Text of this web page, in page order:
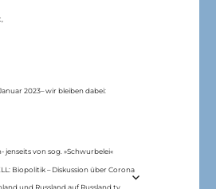
2023– wir bleiben dabei:
jenseits von sog. »Schwurbelei«
Biopolitik – Diskussion über Corona
und Russland auf Russland.tv